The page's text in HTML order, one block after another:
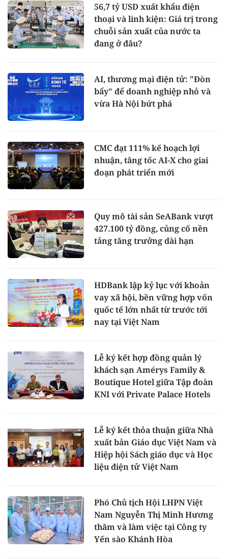
56,7 tỷ USD xuất khẩu điện
thoại và linh kiện: Giá trị trong
chuỗi sản xuất của nước ta
đang ở đâu?
AI, thương mại điện tử: "Đòn
bẩy" để doanh nghiệp nhỏ và
vừa Hà Nội bứt phá
CMC đạt 111% kế hoạch lợi
nhuận, tăng tốc AI-X cho giai
đoạn phát triển mới
Quy mô tài sản SeABank vượt
427.100 tỷ đồng, củng cố nền
tảng tăng trưởng dài hạn
HDBank lập kỷ lục với khoản
vay xã hội, bền vững hợp vốn
quốc tế lớn nhất từ trước tới
nay tại Việt Nam
Lễ ký kết hợp đồng quản lý
khách sạn Amérys Family &
Boutique Hotel giữa Tập đoàn
KNI với Private Palace Hotels
Lễ ký kết thỏa thuận giữa Nhà
xuất bản Giáo dục Việt Nam và
Hiệp hội Sách giáo dục và Học
liệu điện tử Việt Nam
Phó Chủ tịch Hội LHPN Việt
Nam Nguyễn Thị Minh Hương
thăm và làm việc tại Công ty
Yến sào Khánh Hòa